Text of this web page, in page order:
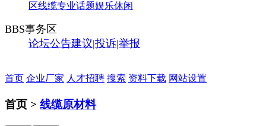
区线缆专业话题娱乐休闲
BBS事务区
论坛公告建议|投诉|举报
首页 企业厂家 人才招聘 搜索 资料下载 网站设置
首页 > 线缆原材料